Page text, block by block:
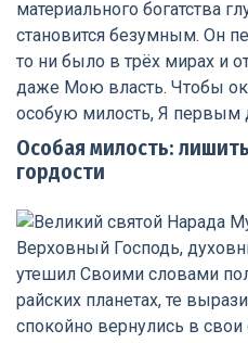
Особая милость:
гордости